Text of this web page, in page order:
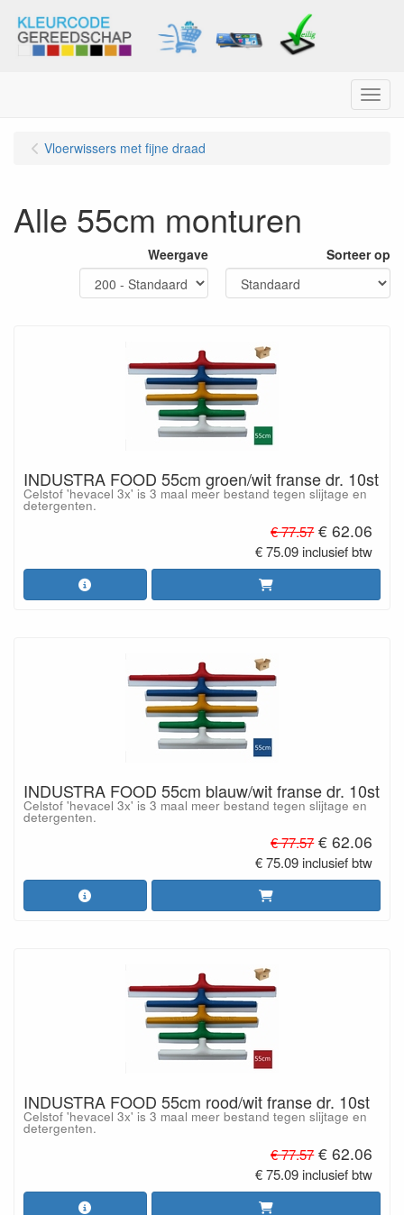
Menu
Vloerwissers met fijne draad
Alle 55cm monturen
Weergave Sorteer op
INDUSTRA FOOD 55cm groen/wit franse dr. 10st
Celstof 'hevacel 3x' is 3 maal meer bestand tegen slijtage en
detergenten.
€ 77.57 € 62.06
€ 75.09 inclusief btw
INDUSTRA FOOD 55cm blauw/wit franse dr. 10st
Celstof 'hevacel 3x' is 3 maal meer bestand tegen slijtage en
detergenten.
€ 77.57 € 62.06
€ 75.09 inclusief btw
INDUSTRA FOOD 55cm rood/wit franse dr. 10st
Celstof 'hevacel 3x' is 3 maal meer bestand tegen slijtage en
detergenten.
€ 77.57 € 62.06
€ 75.09 inclusief btw